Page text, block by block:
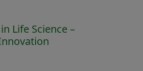
Life Science –